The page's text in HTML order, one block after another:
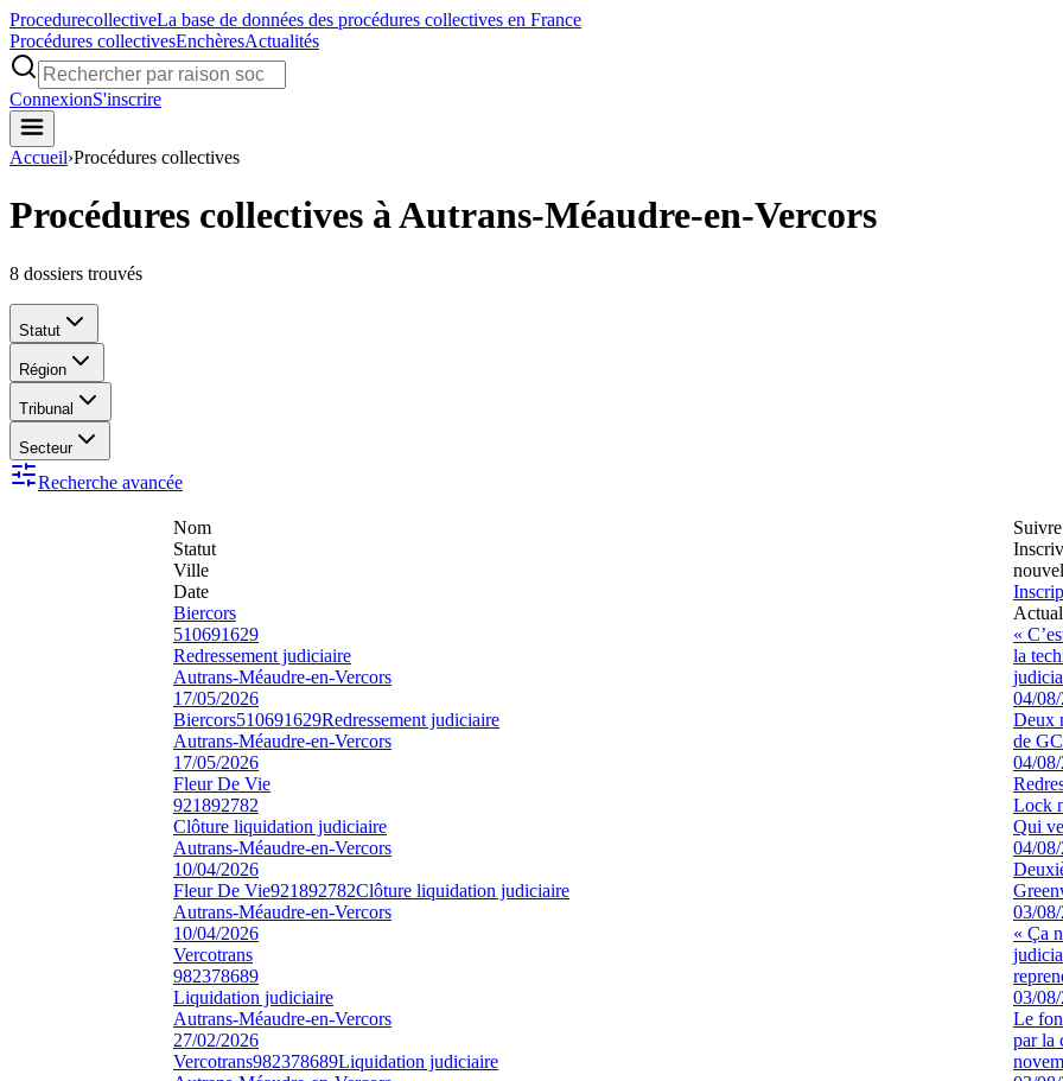
ProcedurecollectiveLa base de données des procédures collectives en France
Procédures collectivesEnchèresActualités
ConnexionS'inscrire
Accueil›Procédures collectives
Procédures collectives à Autrans-Méaudre-en-Vercors
8 dossiers trouvés
Statut
Région
Tribunal
Secteur
Recherche avancée
Nom
Statut
Ville
Date
Biercors
510691629
Redressement judiciaire
Autrans-Méaudre-en-Vercors
17/05/2026
Biercors510691629Redressement judiciaire
Autrans-Méaudre-en-Vercors
17/05/2026
Fleur De Vie
921892782
Clôture liquidation judiciaire
Autrans-Méaudre-en-Vercors
10/04/2026
Fleur De Vie921892782Clôture liquidation judiciaire
Autrans-Méaudre-en-Vercors
10/04/2026
Vercotrans
982378689
Liquidation judiciaire
Autrans-Méaudre-en-Vercors
27/02/2026
Vercotrans982378689Liquidation judiciaire
«
la
04/
Deux
de
04/
Lock
Qui
04/
03/
« Ça
03/
Le
par la